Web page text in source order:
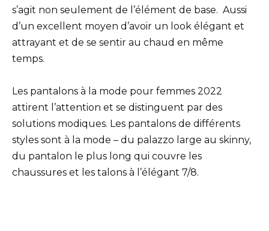
s’agit non seulement de l’élément de base. Aussi
d’un excellent moyen d’avoir un look élégant et
attrayant et de se sentir au chaud en même
temps.
Les pantalons à la mode pour femmes 2022
attirent l’attention et se distinguent par des
solutions modiques. Les pantalons de différents
styles sont à la mode – du palazzo large au skinny,
du pantalon le plus long qui couvre les
chaussures et les talons à l’élégant 7/8.